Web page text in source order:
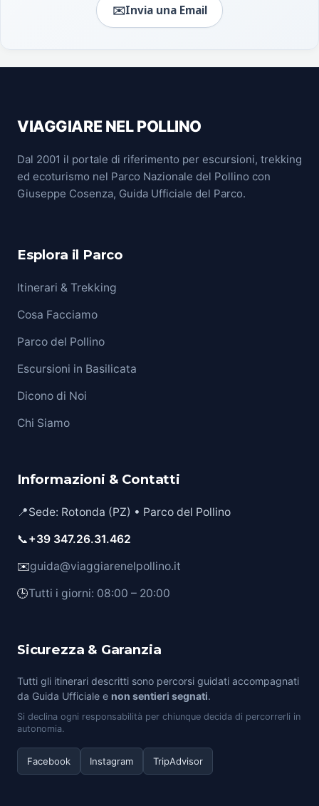
✉️Invia una Email
VIAGGIARE NEL POLLINO
Dal 2001 il portale di riferimento per escursioni, trekking
ed ecoturismo nel Parco Nazionale del Pollino con
Giuseppe Cosenza, Guida Ufficiale del Parco.
Esplora il Parco
Itinerari & Trekking
Cosa Facciamo
Parco del Pollino
Escursioni in Basilicata
Dicono di Noi
Chi Siamo
Informazioni & Contatti
📍Sede: Rotonda (PZ) • Parco del Pollino
📞+39 347.26.31.462
✉️guida@viaggiarenelpollino.it
🕒Tutti i giorni: 08:00 – 20:00
Sicurezza & Garanzia
Tutti gli itinerari descritti sono percorsi guidati accompagnati
da Guida Ufficiale e non sentieri segnati.
Si declina ogni responsabilità per chiunque decida di percorrerli in
autonomia.
Facebook Instagram TripAdvisor